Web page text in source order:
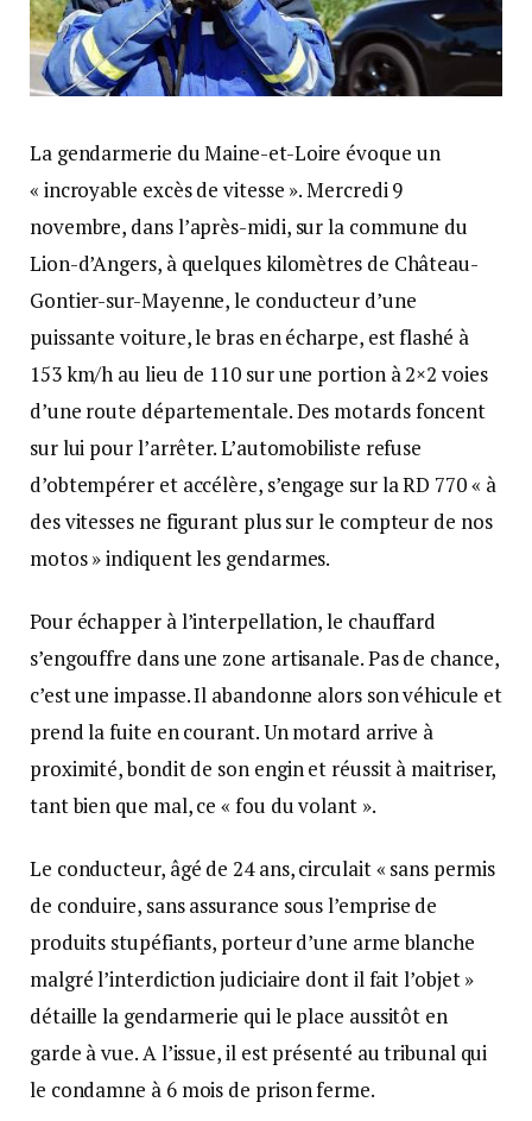
La gendarmerie du Maine-et-Loire évoque un
« incroyable excès de vitesse ». Mercredi 9
novembre, dans l’après-midi, sur la commune du
Lion-d’Angers, à quelques kilomètres de Château-
Gontier-sur-Mayenne, le conducteur d’une
puissante voiture, le bras en écharpe, est flashé à
153 km/h au lieu de 110 sur une portion à 2×2 voies
d’une route départementale. Des motards foncent
sur lui pour l’arrêter. L’automobiliste refuse
d’obtempérer et accélère, s’engage sur la RD 770 « à
des vitesses ne figurant plus sur le compteur de nos
motos » indiquent les gendarmes.
Pour échapper à l’interpellation, le chauffard
s’engouffre dans une zone artisanale. Pas de chance,
c’est une impasse. Il abandonne alors son véhicule et
prend la fuite en courant. Un motard arrive à
proximité, bondit de son engin et réussit à maitriser,
tant bien que mal, ce « fou du volant ».
Le conducteur, âgé de 24 ans, circulait « sans permis
de conduire, sans assurance sous l’emprise de
produits stupéfiants, porteur d’une arme blanche
malgré l’interdiction judiciaire dont il fait l’objet »
détaille la gendarmerie qui le place aussitôt en
garde à vue. A l’issue, il est présenté au tribunal qui
le condamne à 6 mois de prison ferme.